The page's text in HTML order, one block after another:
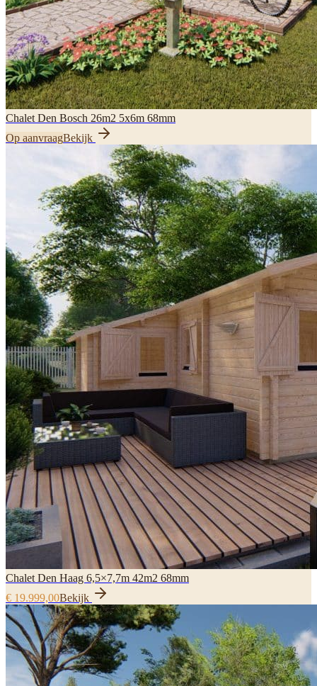
Chalet Den Bosch 26m2 5x6m 68mm
Op aanvraagBekijk
Chalet Den Haag 6,5×7,7m 42m2 68mm
€ 19.999,00Bekijk